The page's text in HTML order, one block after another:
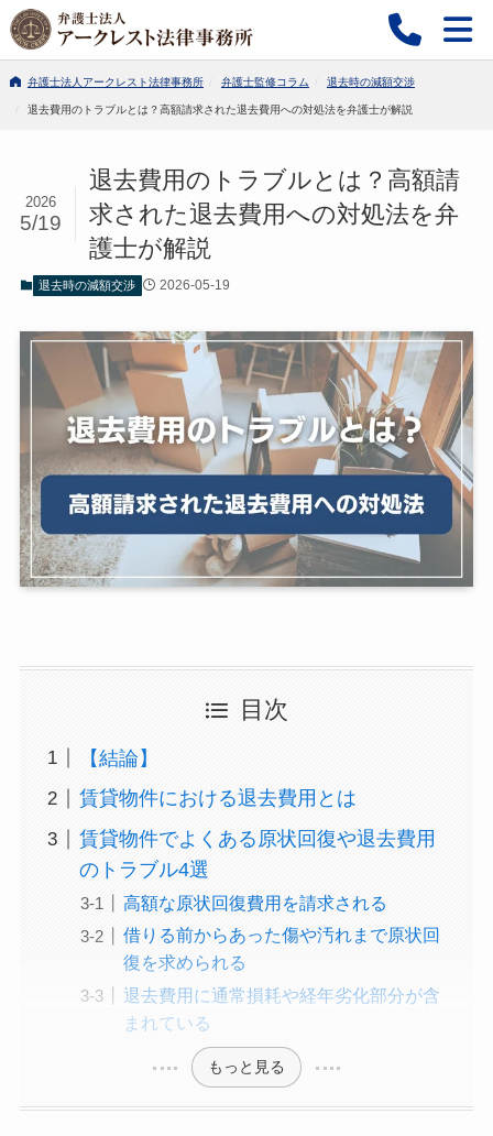
弁護士法人アークレスト法律事務所 弁護士監修コラム 退去時の減額交渉
退去費用のトラブルとは？高額請求された退去費用への対処法を弁護士が解説
退去費用のトラブルとは？高額請
求された退去費用への対処法を弁
護士が解説
2026
5/19
退去時の減額交渉 2026-05-19
目次
【結論】
賃貸物件における退去費用とは
賃貸物件でよくある原状回復や退去費用
のトラブル4選
高額な原状回復費用を請求される
借りる前からあった傷や汚れまで原状回
復を求められる
退去費用に通常損耗や経年劣化部分が含
まれている
もっと見る